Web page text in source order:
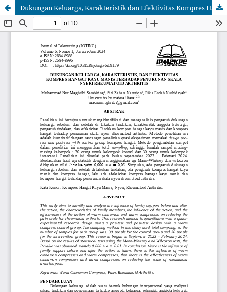
Dukungan Keluarga, Karakteristik dan Efektivitas Kompres Hangat Kayu Manis terhadap Penurunan Skala Nyeri Rheumatoid Arthritis